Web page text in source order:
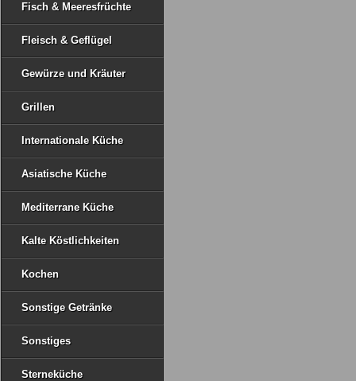
Fisch & Meeresfrüchte
Fleisch & Geflügel
Gewürze und Kräuter
Grillen
Internationale Küche
Asiatische Küche
Mediterrane Küche
Kalte Köstlichkeiten
Kochen
Sonstige Getränke
Sonstiges
Sterneküche